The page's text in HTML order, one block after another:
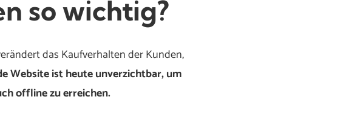
so wichtig?
das Kaufverhalten der Kunden,
Website ist heute unverzichtbar, um
offline zu erreichen.